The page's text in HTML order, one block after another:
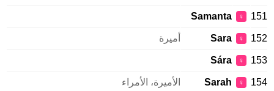
151
♀
Samanta
152
♀
Sara أميرة
153
♀
Sára
154
♀
Sarah الأميرة، الأمراء